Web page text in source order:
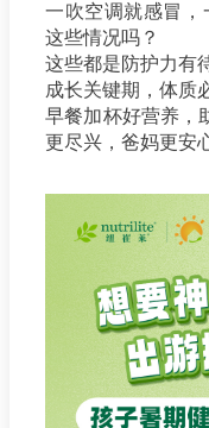
一吹空调就感冒，
这些情况吗？
这些都是防护力有
成长关键期，体质
早餐加杯好营养，
更尽兴，爸妈更安